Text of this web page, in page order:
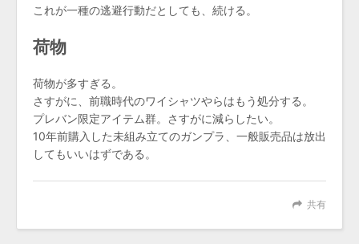
これが一種の逃避行動だとしても、続ける。
荷物
荷物が多すぎる。
さすがに、前職時代のワイシャツやらはもう処分する。
プレバン限定アイテム群。さすがに減らしたい。
10年前購入した未組み立てのガンプラ、一般販売品は放出
してもいいはずである。
共有